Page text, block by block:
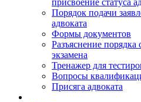
присвоение статуса
Порядок подачи
адвоката
Формы документов
Разъяснение
экзамена
Тренажер для
Вопросы
Присяга адвоката